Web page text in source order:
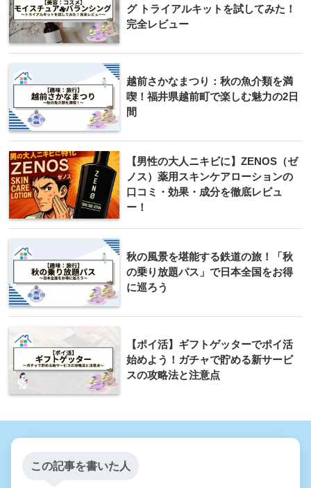
グ トライアルキットを試してみた！
完全レビュー
越前さかなまつり：秋の魚介類を満
喫！福井県越前町で楽しむ魅力の2日
間
【男性の大人ニキビに】ZENOS（ゼ
ノス）薬用スキンケアローションの
口コミ・効果・成分を徹底レビュ
ー！
秋の風景を堪能する鉄道の旅！「秋
の乗り放題パス」で日本全国をお得
に巡ろう
【ポイ活】ギフトゲッターでポイ活
始めよう！ガチャで貯める新サービ
スの攻略法と注意点
この記事を書いた人